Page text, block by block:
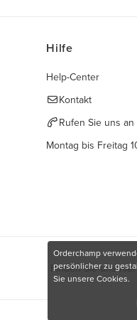
Hilfe
Help-Center
Kontakt
Rufen Sie uns
Montag bis Freitag
Finden Sie uns hier
Orderchamp
persönlicher zu
Sie unsere Cookies.